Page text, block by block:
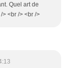
Quel art de
> <br /> <br />